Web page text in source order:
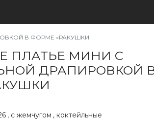
В ФОРМЕ «РАКУШКИ
ПЛАТЬЕ МИНИ С
ДРАПИРОВКОЙ
, с жемчугом , коктейльные